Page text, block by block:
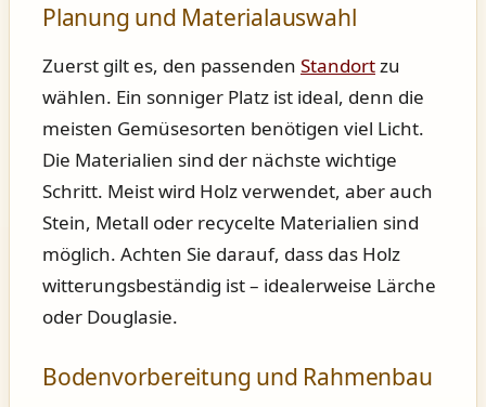
Planung und Materialauswahl
Zuerst gilt es, den passenden Standort zu
wählen. Ein sonniger Platz ist ideal, denn die
meisten Gemüsesorten benötigen viel Licht.
Die Materialien sind der nächste wichtige
Schritt. Meist wird Holz verwendet, aber auch
Stein, Metall oder recycelte Materialien sind
möglich. Achten Sie darauf, dass das Holz
witterungsbeständig ist – idealerweise Lärche
oder Douglasie.
Bodenvorbereitung und Rahmenbau